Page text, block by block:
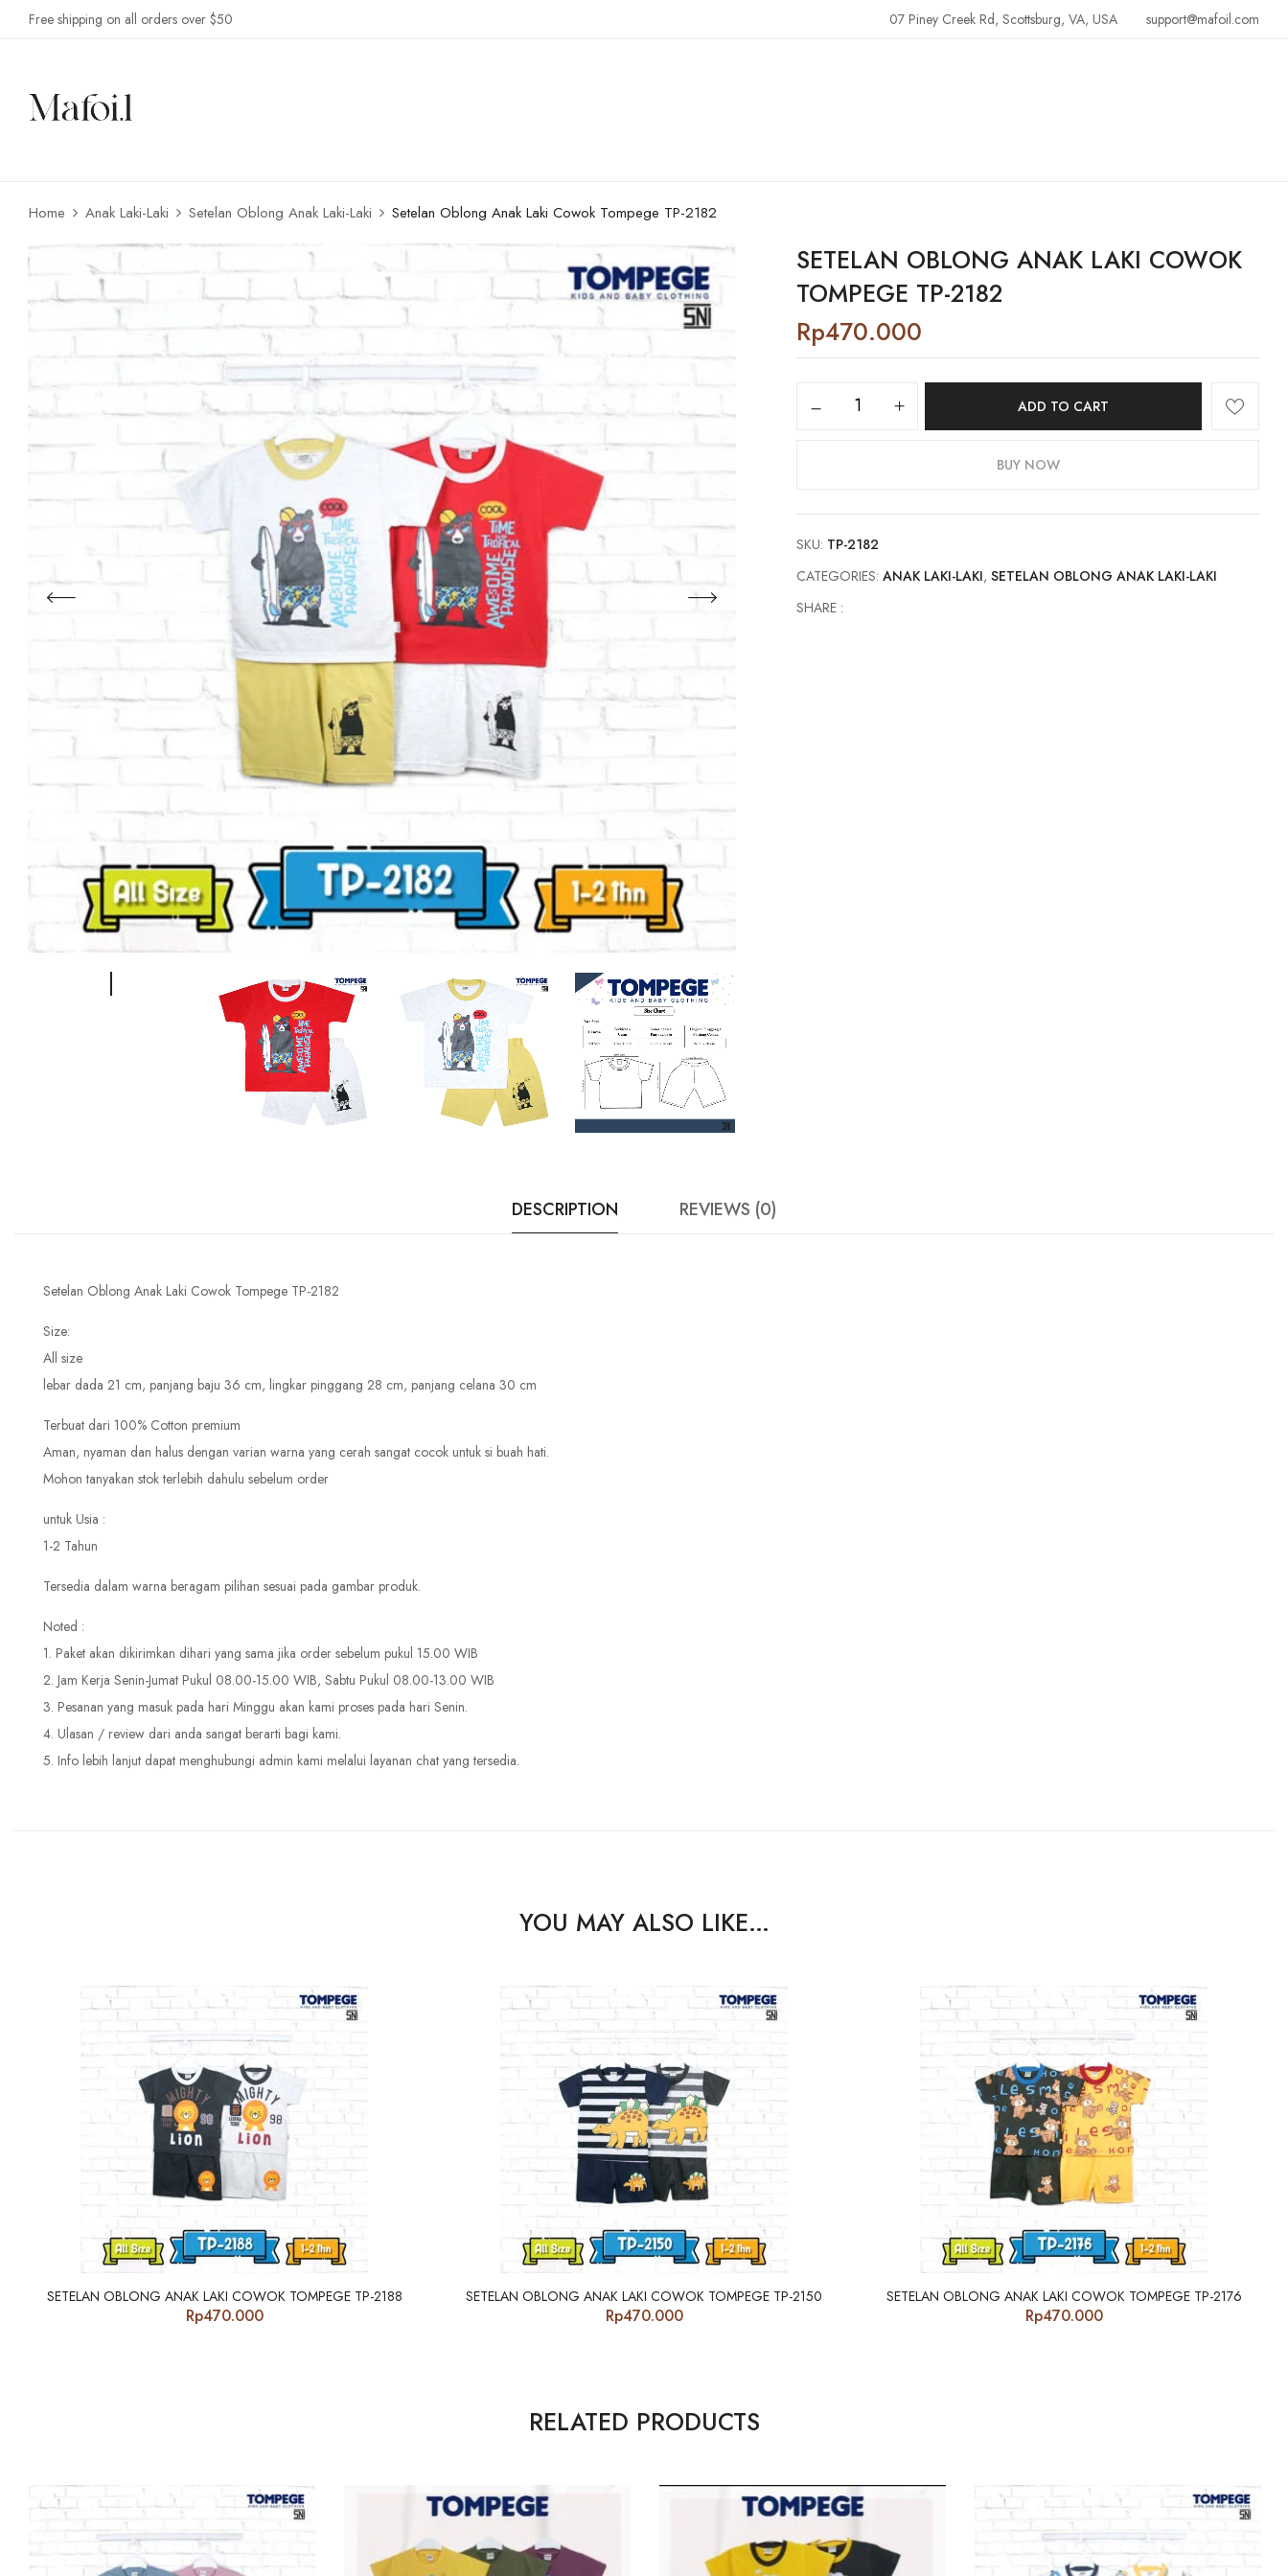
Free shipping on all orders over $50 07 Piney Creek Rd, Scottsburg, VA, USA support@mafoil.com
Home Anak Laki-Laki Setelan Oblong Anak Laki-Laki Setelan Oblong Anak Laki Cowok Tompege TP-2182
SETELAN OBLONG ANAK LAKI COWOK
TOMPEGE TP-2182
Rp470.000
Oblong
2182
quantity
ADD TO CART
BUY NOW
SKU: TP-2182
CATEGORIES:ANAK LAKI-LAKI,SETELAN OBLONG ANAK LAKI-LAKI
SHARE :
DESCRIPTION REVIEWS (0)
Setelan Oblong Anak Laki Cowok Tompege TP-2182
Size:
All size
lebar dada 21 cm, panjang baju 36 cm, lingkar pinggang 28 cm, panjang celana 30 cm
Terbuat dari 100% Cotton premium
Aman, nyaman dan halus dengan varian warna yang cerah sangat cocok untuk si buah hati.
Mohon tanyakan stok terlebih dahulu sebelum order
untuk Usia :
1-2 Tahun
Tersedia dalam warna beragam pilihan sesuai pada gambar produk.
Noted :
1. Paket akan dikirimkan dihari yang sama jika order sebelum pukul 15.00 WIB
2. Jam Kerja Senin-Jumat Pukul 08.00-15.00 WIB, Sabtu Pukul 08.00-13.00 WIB
3. Pesanan yang masuk pada hari Minggu akan kami proses pada hari Senin.
4. Ulasan / review dari anda sangat berarti bagi kami.
5. Info lebih lanjut dapat menghubungi admin kami melalui layanan chat yang tersedia.
YOU MAY ALSO LIKE…
SETELAN OBLONG ANAK LAKI COWOK TOMPEGE TP-2188
Rp470.000
SETELAN OBLONG ANAK LAKI COWOK TOMPEGE TP-2150
Rp470.000
SETELAN OBLONG ANAK LAKI COWOK TOMPEGE TP-2176
Rp470.000
RELATED PRODUCTS